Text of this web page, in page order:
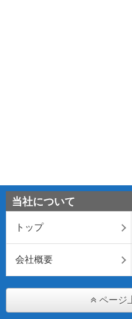
当社について
トップ
会社概要
ページ